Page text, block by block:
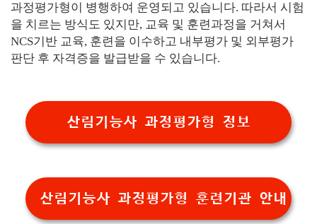
과정평가형이 병행하여 운영되고 있습니다. 따라서 시험
을 치르는 방식도 있지만, 교육 및 훈련과정을 거쳐서
NCS기반 교육, 훈련을 이수하고 내부평가 및 외부평가
판단 후 자격증을 발급받을 수 있습니다.
산림기능사 과정평가형 정보
산림기능사 과정평가형 훈련기관 안내